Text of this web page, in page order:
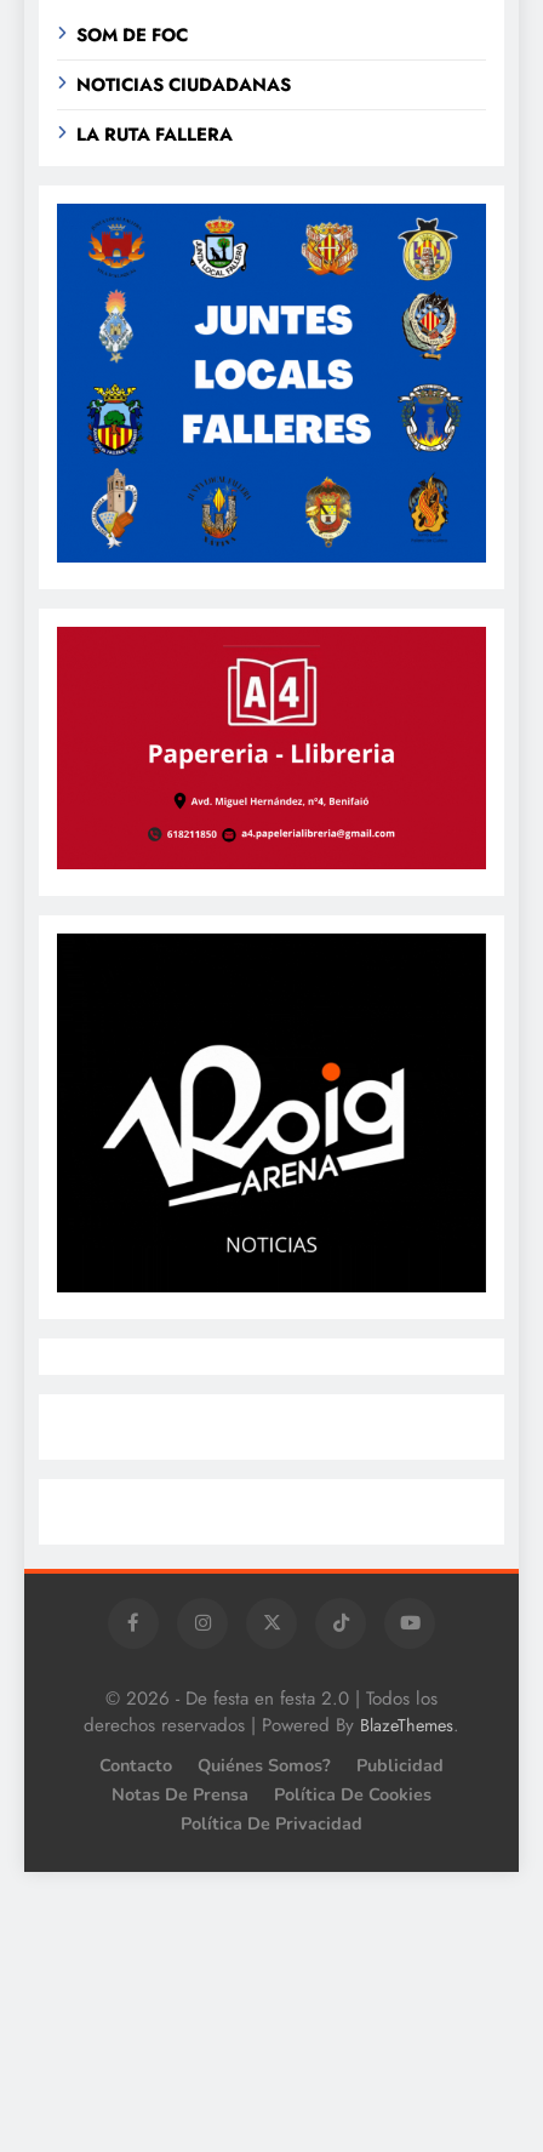
SOM DE FOC
NOTICIAS CIUDADANAS
LA RUTA FALLERA
© 2026 - De festa en festa 2.0 | Todos los
derechos reservados | Powered By BlazeThemes.
Contacto Quiénes Somos?
Publicidad
Notas De Prensa
Política De Cookies
Política De Privacidad